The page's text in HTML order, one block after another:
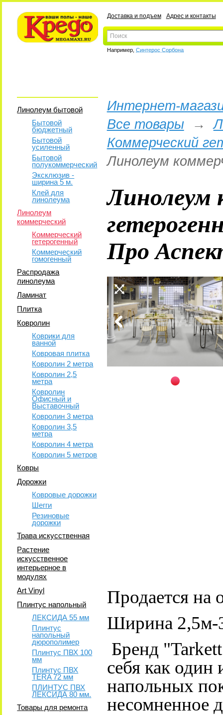
Доставка и подъем Адрес и контакты
Например, Синтерос Сорбона
Линолеум бытовой
Бытовой
бюджетный
Бытовой
усиленный
Бытовой
полукоммерческий
Эксклюзив -
ширина 5 м.
Клей для
линолеума
Линолеум
коммерческий
Коммерческий
гетерогенный
Коммерческий
гомогенный
Распродажа
линолеума
Ламинат
Плитка
Ковролин
Коврики для
ванной
Ковровая плитка
Ковролин 2 метра
Ковролин 2,5
метра
Ковролин
Офисный и
Выставочный
Ковролин 3 метра
Ковролин 3,5
метра
Ковролин 4 метра
Ковролин 5 метров
Ковры
Дорожки
Ковровые дорожки
Шегги
Резиновые
дорожки
Трава искусственная
Растение
искусственное
интерьерное в
модулях
Art Vinyl
Плинтус напольный
ЛЕКСИДА 55 мм
Плинтус
напольный
дюрополимер
Плинтус ПВХ 100
мм
Плинтус ПВХ
TERA 72 мм
ПЛИНТУС ПВХ
ЛЕКСИДА 80 мм.
Товары для ремонта
Интернет-
Все товары→
Коммерческий
Линолеум
Линолеум
Про
Продается на
Ширина
Бренд
себя как
напольных
несомненное